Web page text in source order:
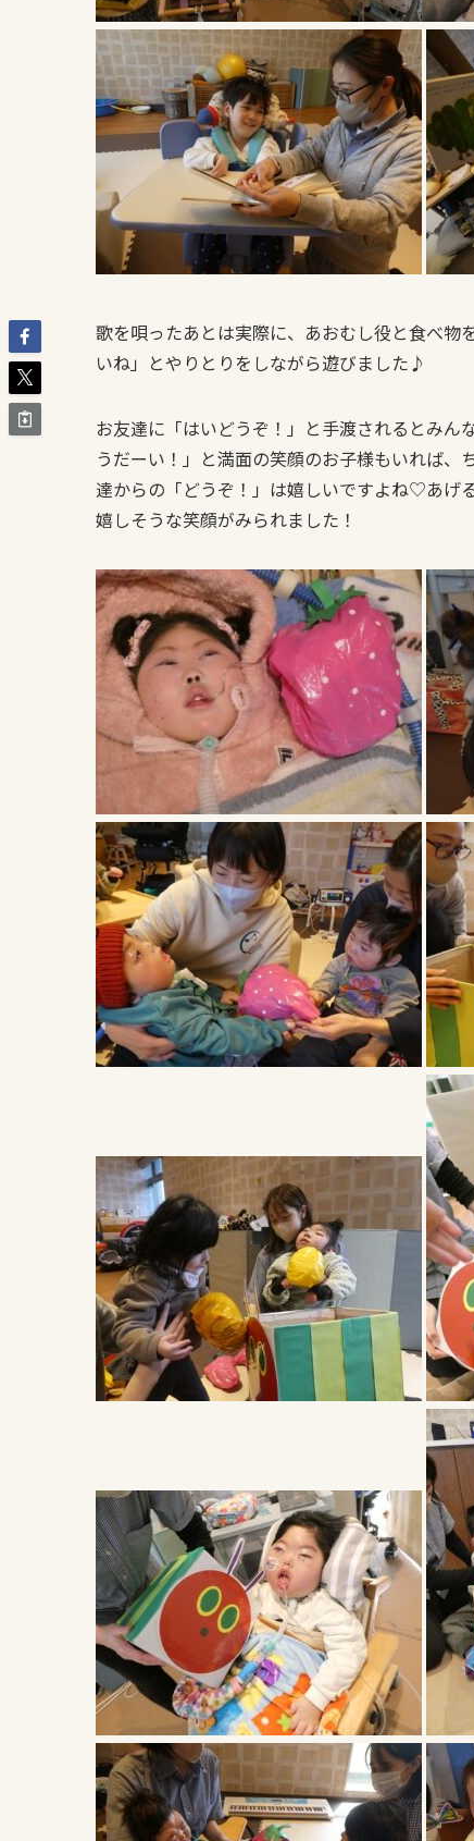
歌を唄ったあとは実際に、あおむし役と食べ物
いね」とやりとりをしながら遊びました♪
お友達に「はいどうぞ！」と手渡されるとみ
うだーい！」と満面の笑顔のお子様もいれば
達からの「どうぞ！」は嬉しいですよね♡あげ
嬉しそうな笑顔がみられました！